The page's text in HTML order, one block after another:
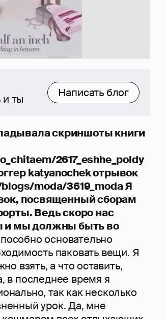
и ты
Написать блог
скриншоты книги
2617_eshhe_poldy
katyanochek отрывок
moda/3619_moda Я
посвященный сборам
Ведь скоро нас
и мы должны быть во
основательно
паковать вещи. Я
взять, а что оставить,
в последнее время я
так как несколько
урок. Да, мне